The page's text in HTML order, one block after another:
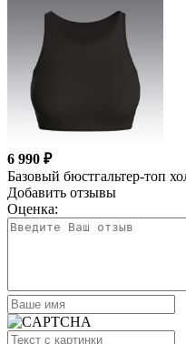
6 990 ₽
Базовый бюстгальтер-топ
Добавить отзывы
Оценка: